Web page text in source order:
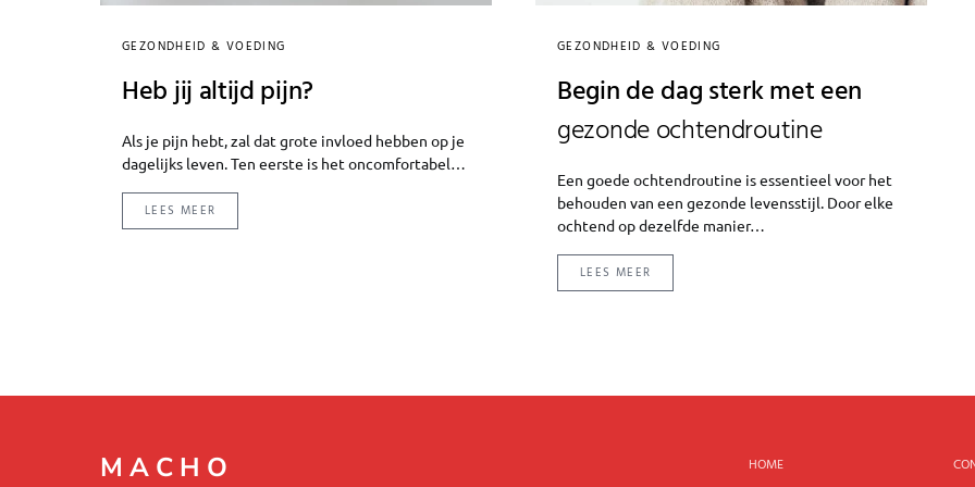
GEZONDHEID & VOEDING
Heb jij altijd pijn?
Als je pijn hebt, zal dat grote invloed hebben op je
dagelijks leven. Ten eerste is het oncomfortabel…
LEES MEER
GEZONDHEID & VOEDING
Begin de dag sterk met een
gezonde ochtendroutine
Een goede ochtendroutine is essentieel voor het
behouden van een gezonde levensstijl. Door elke
ochtend op dezelfde manier…
LEES MEER
MACHO HOME